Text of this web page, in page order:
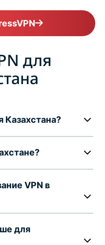
для
Казахстана?
VPN в
для